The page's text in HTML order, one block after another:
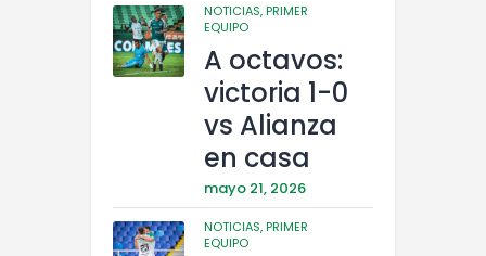
NOTICIAS,PRIMER
EQUIPO
A octavos:
victoria 1-0
vs Alianza
en casa
mayo 21, 2026
NOTICIAS,PRIMER
EQUIPO